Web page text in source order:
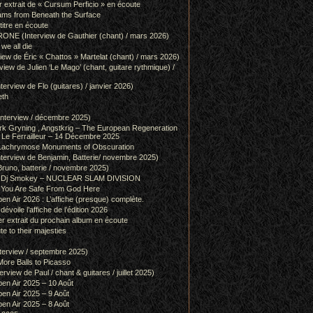
extrait de « Cursum Perficio » en écoute
from Beneath the Surface
en écoute
(Interview de Gauthier (chant) / mars 2026)
all die
de Éric « Chattos » Martelat (chant) / mars 2026)
de Julien ‘Le Mago’ (chant, guitare rythmique) /
de Flo (guitares) / janvier 2026)
/ décembre 2025)
Gryning , Angstkrig – The European Regeneration
Ferrailleur – 14 Décembre 2025
Monuments of Obscuration
de Benjamin, Batterie/ novembre 2025)
batterie / novembre 2025)
Smokey – NUCLEAR SLAM DIVISION
Are Safe From God Here
Air 2026 : L’affiche (presque) complète.
l’affiche de l’édition 2026
extrait du prochain album en écoute
to their majesties
/ septembre 2025)
Balls to Picasso
de Paul / chant & guitares / juillet 2025)
Air 2025 – 10 Août
Air 2025 – 9 Août
Air 2025 – 8 Août